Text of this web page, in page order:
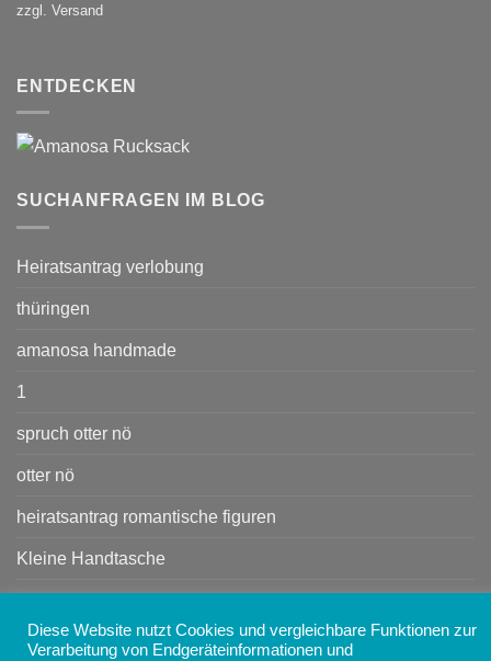
zzgl. Versand
ENTDECKEN
SUCHANFRAGEN IM BLOG
Heiratsantrag verlobung
thüringen
amanosa handmade
1
spruch otter nö
otter nö
heiratsantrag romantische figuren
Kleine Handtasche
Handtasche
Diese Website nutzt Cookies und vergleichbare Funktionen zur
Verarbeitung von Endgeräteinformationen und